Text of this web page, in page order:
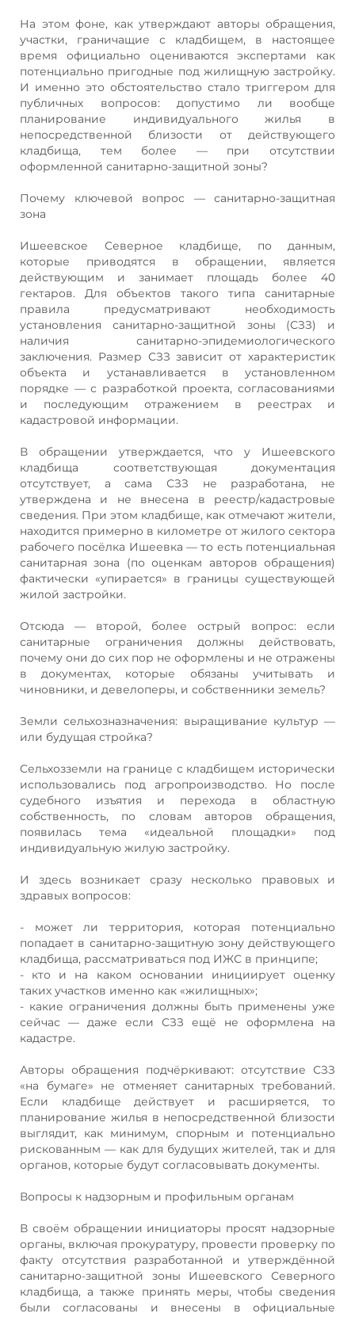
На этом фоне, как утверждают авторы обращения,
участки, граничащие с кладбищем, в настоящее
время официально оцениваются экспертами как
потенциально пригодные под жилищную застройку.
И именно это обстоятельство стало триггером для
публичных вопросов: допустимо ли вообще
планирование индивидуального жилья в
непосредственной близости от действующего
кладбища, тем более — при отсутствии
оформленной санитарно‑защитной зоны?
Почему ключевой вопрос — санитарно‑защитная
зона
Ишеевское Северное кладбище, по данным,
которые приводятся в обращении, является
действующим и занимает площадь более 40
гектаров. Для объектов такого типа санитарные
правила предусматривают необходимость
установления санитарно‑защитной зоны (СЗЗ) и
наличия санитарно‑эпидемиологического
заключения. Размер СЗЗ зависит от характеристик
объекта и устанавливается в установленном
порядке — с разработкой проекта, согласованиями
и последующим отражением в реестрах и
кадастровой информации.
В обращении утверждается, что у Ишеевского
кладбища соответствующая документация
отсутствует, а сама СЗЗ не разработана, не
утверждена и не внесена в реестр/кадастровые
сведения. При этом кладбище, как отмечают жители,
находится примерно в километре от жилого сектора
рабочего посёлка Ишеевка — то есть потенциальная
санитарная зона (по оценкам авторов обращения)
фактически «упирается» в границы существующей
жилой застройки.
Отсюда — второй, более острый вопрос: если
санитарные ограничения должны действовать,
почему они до сих пор не оформлены и не отражены
в документах, которые обязаны учитывать и
чиновники, и девелоперы, и собственники земель?
Земли сельхозназначения: выращивание культур —
или будущая стройка?
Сельхозземли на границе с кладбищем исторически
использовались под агропроизводство. Но после
судебного изъятия и перехода в областную
собственность, по словам авторов обращения,
появилась тема «идеальной площадки» под
индивидуальную жилую застройку.
И здесь возникает сразу несколько правовых и
здравых вопросов:
- может ли территория, которая потенциально
попадает в санитарно‑защитную зону действующего
кладбища, рассматриваться под ИЖС в принципе;
- кто и на каком основании инициирует оценку
таких участков именно как «жилищных»;
- какие ограничения должны быть применены уже
сейчас — даже если СЗЗ ещё не оформлена на
кадастре.
Авторы обращения подчёркивают: отсутствие СЗЗ
«на бумаге» не отменяет санитарных требований.
Если кладбище действует и расширяется, то
планирование жилья в непосредственной близости
выглядит, как минимум, спорным и потенциально
рискованным — как для будущих жителей, так и для
органов, которые будут согласовывать документы.
Вопросы к надзорным и профильным органам
В своём обращении инициаторы просят надзорные
органы, включая прокуратуру, провести проверку по
факту отсутствия разработанной и утверждённой
санитарно‑защитной зоны Ишеевского Северного
кладбища, а также принять меры, чтобы сведения
были согласованы и внесены в официальные